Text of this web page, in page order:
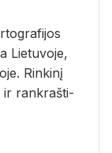
Lie­tu­vo­je,
Rin­ki­nį
ir rank­raš­ti­